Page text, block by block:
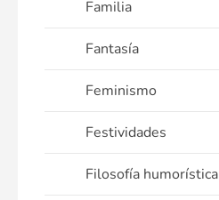
Familia
Fantasía
Feminismo
Festividades
Filosofía humorística